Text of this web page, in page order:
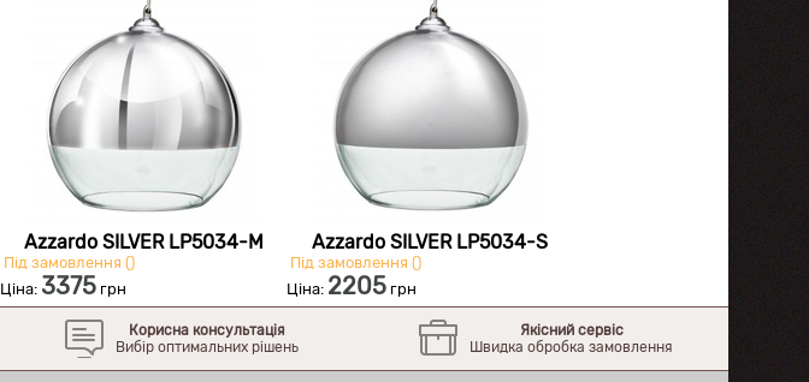
Azzardo SILVER LP5034-M
Під замовлення ()
Ціна: 3375 грн
Azzardo SILVER LP5034-S
Під замовлення ()
Ціна: 2205 грн
Корисна консультація
Вибір оптимальних рішень
Якісний сервіс
Швидка обробка замовлення